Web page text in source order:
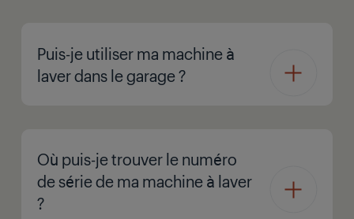
Puis-je utiliser ma machine à
laver dans le garage ?
Où puis-je trouver le numéro
de série de ma machine à laver
?